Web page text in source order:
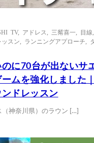
TV, アドレス 三觜喜一 目線
ッスン ランニングアプローチ
に70台が出ないサ
ムを強化しました
ドレッスン
神奈川県）のラウン […]